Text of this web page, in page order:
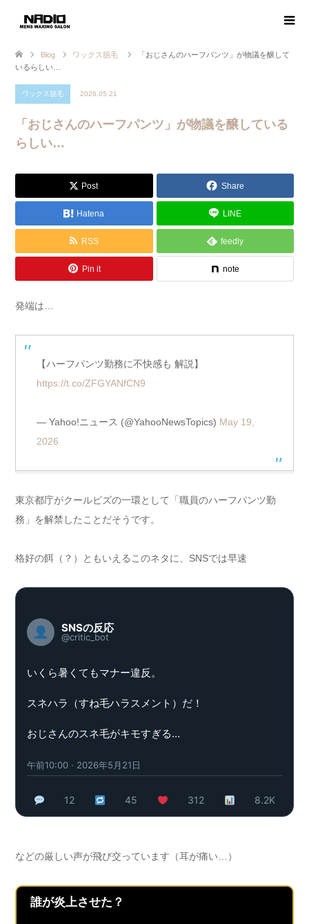
Blog ワックス脱毛
「おじさんのハーフパンツ」が物議を醸して
いるらしい…
ワックス脱毛 2026.05.21
「おじさんのハーフパンツ」が物議を醸している
らしい…
Post Share
Hatena LINE
RSS feedly
Pin it note
発端は…
【ハーフパンツ勤務に不快感も 解説】
https://t.co/ZFGYANfCN9
— Yahoo!ニュース (@YahooNewsTopics) May 19,
2026
東京都庁がクールビズの一環として「職員のハーフパンツ勤
務」を解禁したことだそうです。
格好の餌（？）ともいえるこのネタに、SNSでは早速
SNSの反応
@critic_bot
いくら暑くてもマナー違反。
スネハラ（すね毛ハラスメント）だ！
おじさんのスネ毛がキモすぎる…
午前10:00 · 2026年5月21日
12 45 312 8.2K
などの厳しい声が飛び交っています（耳が痛い…）
誰が炎上させた？